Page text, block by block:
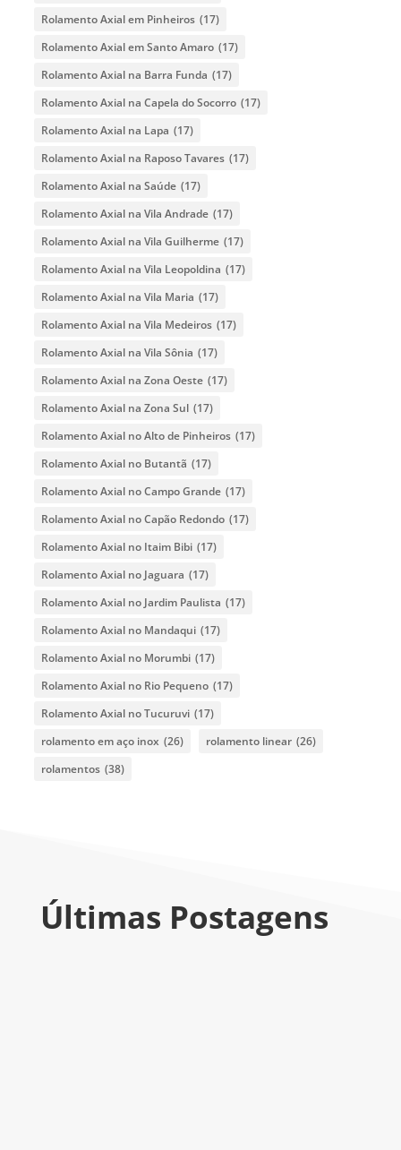
Rolamento Axial em Pinheiros (17)
Rolamento Axial em Santo Amaro (17)
Rolamento Axial na Barra Funda (17)
Rolamento Axial na Capela do Socorro (17)
Rolamento Axial na Lapa (17)
Rolamento Axial na Raposo Tavares (17)
Rolamento Axial na Saúde (17)
Rolamento Axial na Vila Andrade (17)
Rolamento Axial na Vila Guilherme (17)
Rolamento Axial na Vila Leopoldina (17)
Rolamento Axial na Vila Maria (17)
Rolamento Axial na Vila Medeiros (17)
Rolamento Axial na Vila Sônia (17)
Rolamento Axial na Zona Oeste (17)
Rolamento Axial na Zona Sul (17)
Rolamento Axial no Alto de Pinheiros (17)
Rolamento Axial no Butantã (17)
Rolamento Axial no Campo Grande (17)
Rolamento Axial no Capão Redondo (17)
Rolamento Axial no Itaim Bibi (17)
Rolamento Axial no Jaguara (17)
Rolamento Axial no Jardim Paulista (17)
Rolamento Axial no Mandaqui (17)
Rolamento Axial no Morumbi (17)
Rolamento Axial no Rio Pequeno (17)
Rolamento Axial no Tucuruvi (17)
rolamento em aço inox (26) rolamento linear (26)
rolamentos (38)
Últimas Postagens